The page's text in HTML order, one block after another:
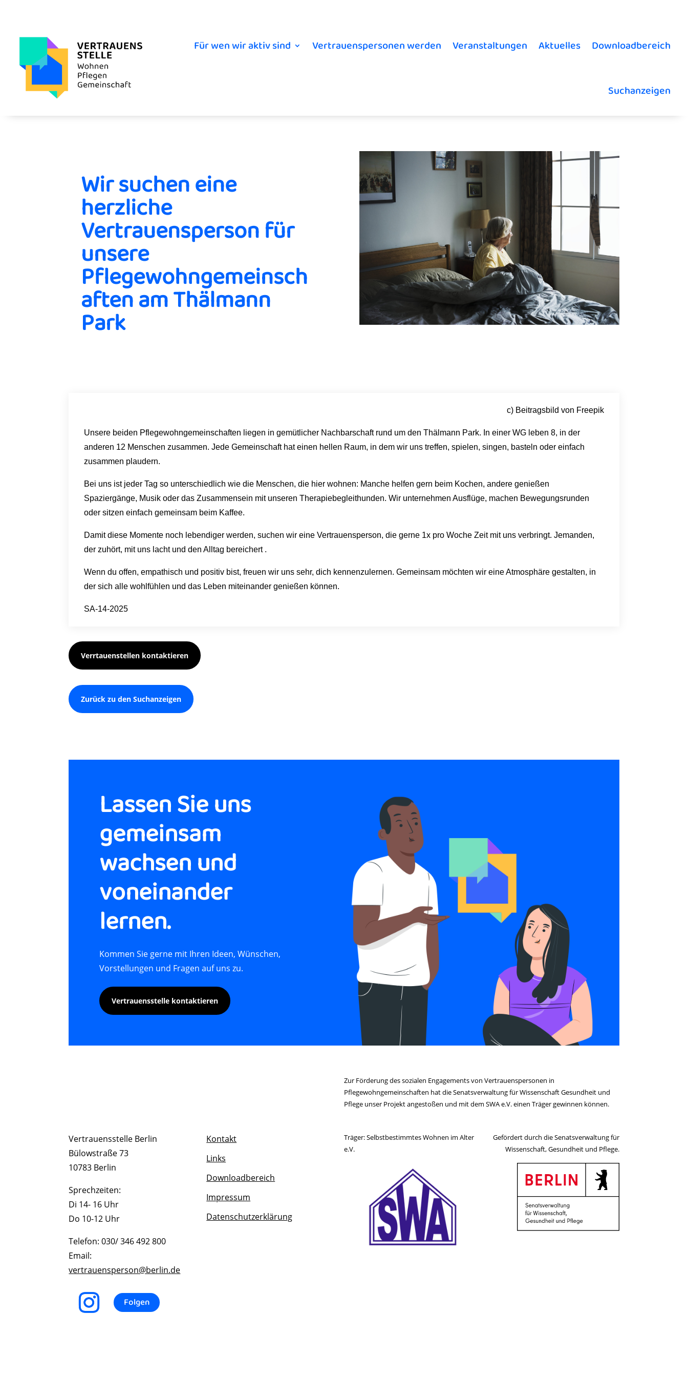
Für wen wir aktiv sind Vertrauenspersonen werden Veranstaltungen Aktuelles Downloadbereich
Suchanzeigen
Wir suchen eine
herzliche
Vertrauensperson für
unsere
Pflegewohngemeinsch
aften am Thälmann
Park
c) Beitragsbild von Freepik
Unsere beiden Pflegewohngemeinschaften liegen in gemütlicher Nachbarschaft rund um den Thälmann Park. In einer WG leben 8, in der
anderen 12 Menschen zusammen. Jede Gemeinschaft hat einen hellen Raum, in dem wir uns treffen, spielen, singen, basteln oder einfach
zusammen plaudern.
Bei uns ist jeder Tag so unterschiedlich wie die Menschen, die hier wohnen: Manche helfen gern beim Kochen, andere genießen
Spaziergänge, Musik oder das Zusammensein mit unseren Therapiebegleithunden. Wir unternehmen Ausflüge, machen Bewegungsrunden
oder sitzen einfach gemeinsam beim Kaffee.
Damit diese Momente noch lebendiger werden, suchen wir eine Vertrauensperson, die gerne 1x pro Woche Zeit mit uns verbringt. Jemanden,
der zuhört, mit uns lacht und den Alltag bereichert .
Wenn du offen, empathisch und positiv bist, freuen wir uns sehr, dich kennenzulernen. Gemeinsam möchten wir eine Atmosphäre gestalten, in
der sich alle wohlfühlen und das Leben miteinander genießen können.
SA-14-2025
Verrtauenstellen kontaktieren
Zurück zu den Suchanzeigen
Lassen Sie uns
gemeinsam
wachsen und
voneinander
lernen.
Kommen Sie gerne mit Ihren Ideen, Wünschen,
Vorstellungen und Fragen auf uns zu.
Vertrauensstelle kontaktieren
Zur Förderung des sozialen Engagements von Vertrauenspersonen in
Pflegewohngemeinschaften hat die Senatsverwaltung für Wissenschaft Gesundheit und
Pflege unser Projekt angestoßen und mit dem SWA e.V. einen Träger gewinnen können.
Vertrauensstelle Berlin
Bülowstraße 73
10783 Berlin
Sprechzeiten:
Di 14- 16 Uhr
Do 10-12 Uhr
Telefon: 030/ 346 492 800
Email:
vertrauensperson@berlin.de
Folgen
Kontakt
Links
Downloadbereich
Impressum
Datenschutzerklärung
Träger: Selbstbestimmtes Wohnen im Alter
e.V.
Gefördert durch die Senatsverwaltung für
Wissenschaft, Gesundheit und Pflege.